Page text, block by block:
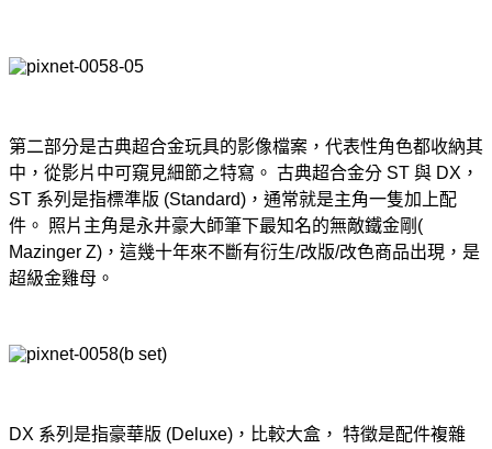
第二部分是古典超合金玩具的影像檔案，代表性角色都收納其
中，從影片中可窺見細節之特寫。 古典超合金分 ST 與 DX，
ST 系列是指標準版 (Standard)，通常就是主角一隻加上配
件。 照片主角是永井豪大師筆下最知名的無敵鐵金剛(
Mazinger Z)，這幾十年來不斷有衍生/改版/改色商品出現，是
超級金雞母。
DX 系列是指豪華版 (Deluxe)，比較大盒， 特徵是配件複雜